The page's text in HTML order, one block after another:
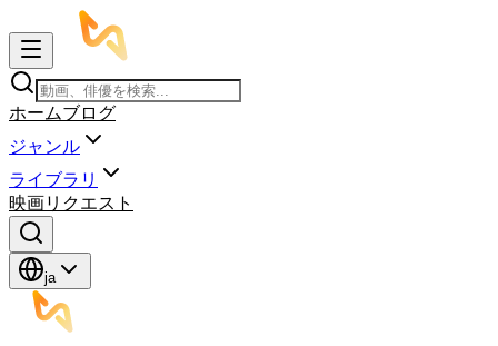
ホームブログ
ジャンル
ライブラリ
映画リクエスト
ja